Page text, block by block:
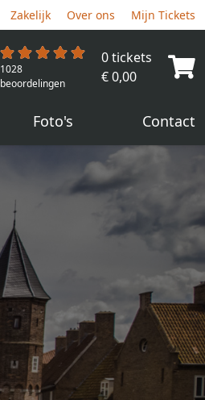
Zakelijk Over ons Mijn Tickets
1028
beoordelingen
0 tickets
€ 0,00
Foto's Contact